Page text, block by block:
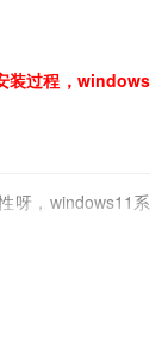
装过程，windows
呀，windows11系
的畅玩完全不用担